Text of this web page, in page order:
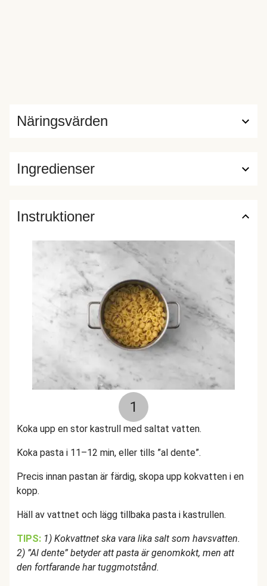
Ingredienser
Näringsvärden
Instruktioner
1
Koka upp en stor kastrull med saltat vatten.
Koka pasta i 11–12 min, eller tills ”al dente”.
Precis innan pastan är färdig, skopa upp kokvatten i en
kopp.
Häll av vattnet och lägg tillbaka pasta i kastrullen.
TIPS: 1) Kokvattnet ska vara lika salt som havsvatten.
2) ”Al dente” betyder att pasta är genomkokt, men att
den fortfarande har tuggmotstånd.